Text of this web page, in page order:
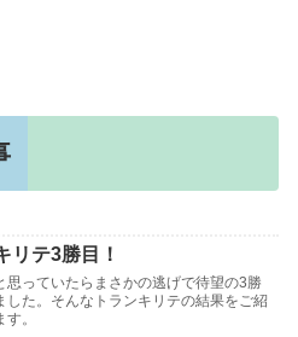
リテ3勝目！
思っていたらまさかの逃げで待望の3勝
した。そんなトランキリテの結果をご紹
。